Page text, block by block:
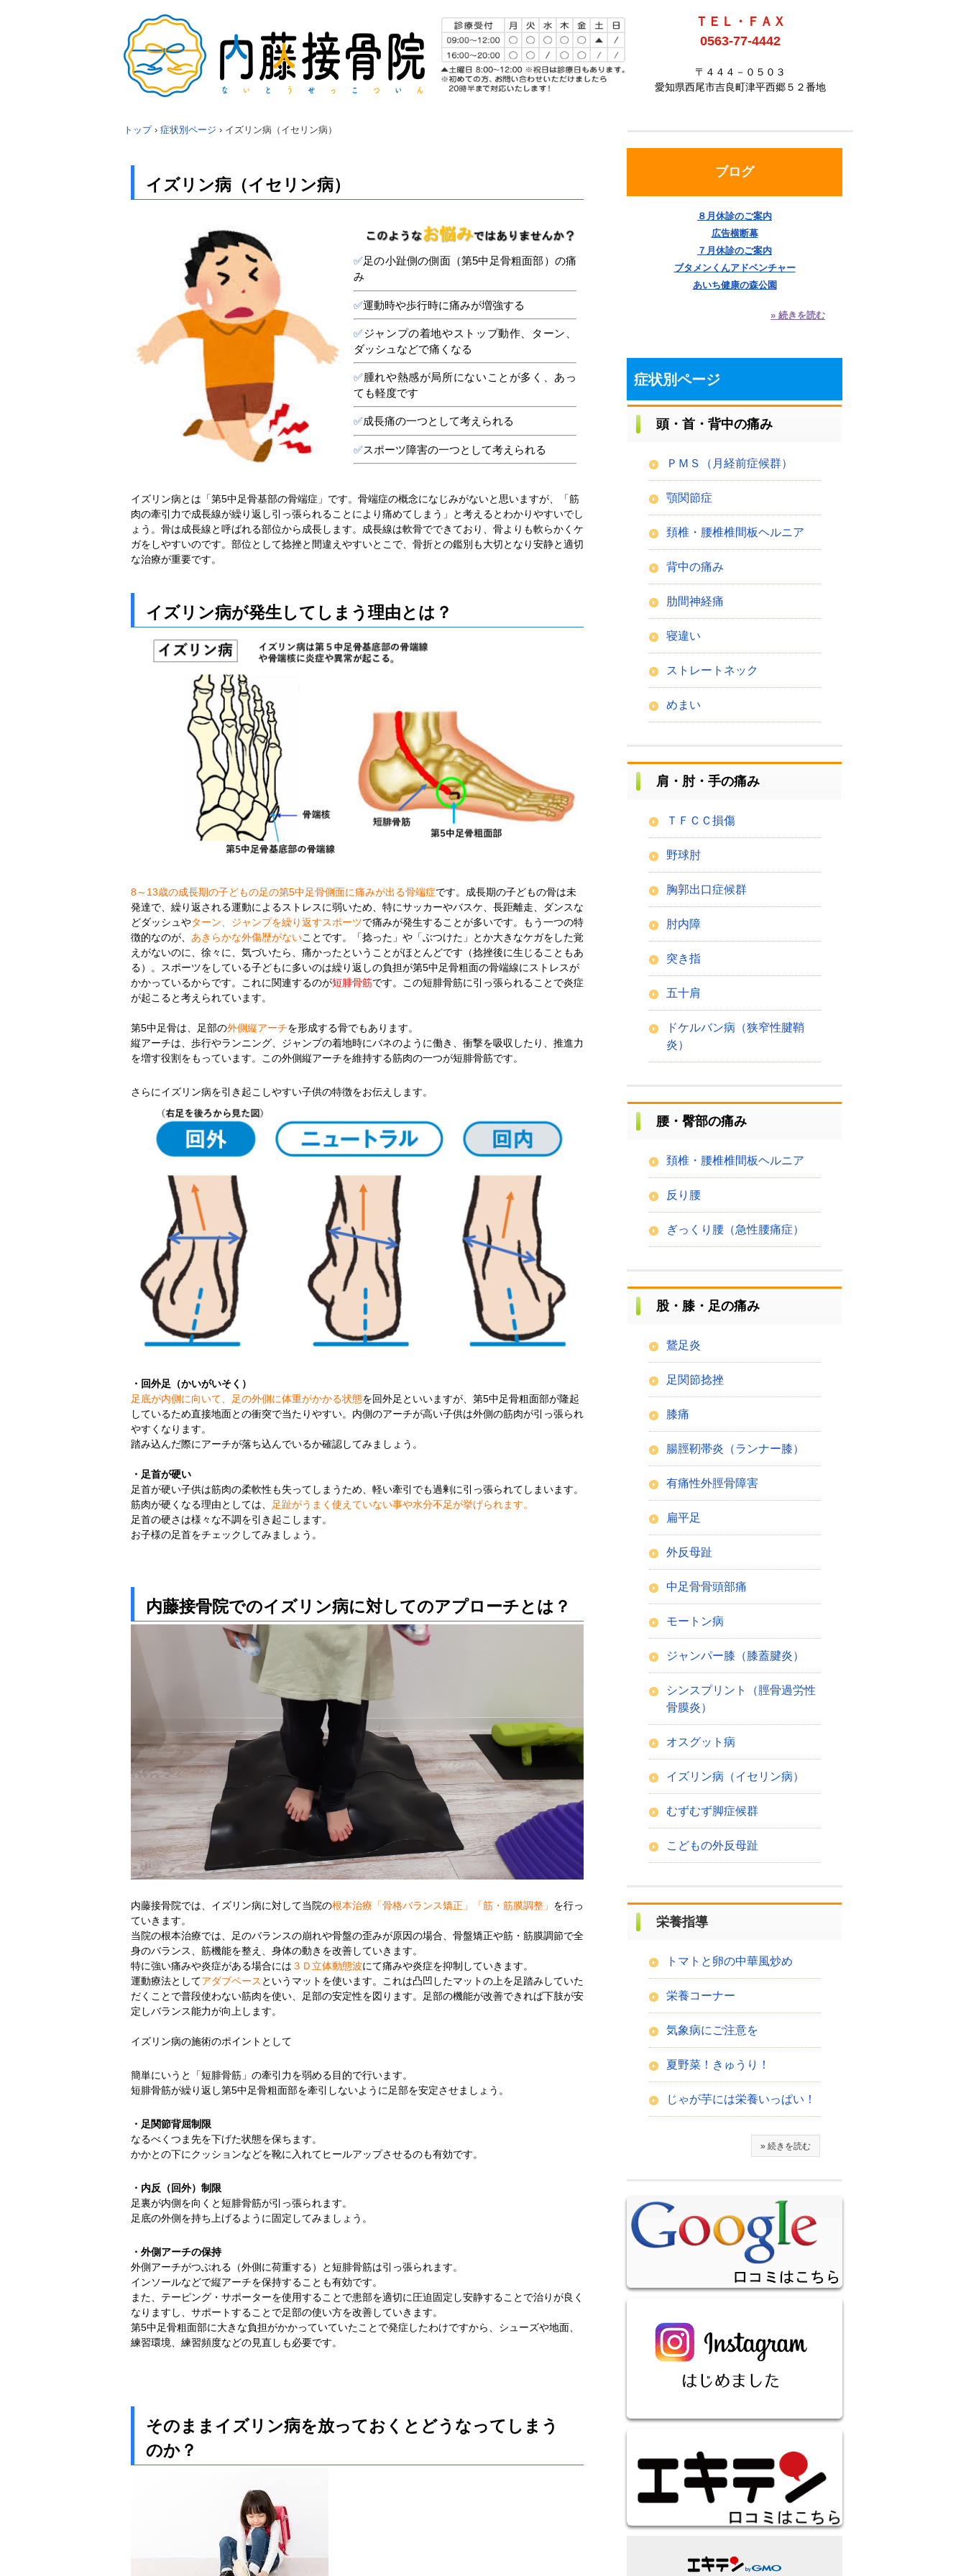
ＴＥＬ・ＦＡＸ
0563-77-4442
〒４４４－０５０３
愛知県西尾市吉良町津平西郷５２番地
トップ › 症状別ページ › イズリン病（イセリン病）
イズリン病（イセリン病）
✅足の小趾側の側面（第5中足骨粗面部）の痛
み
✅運動時や歩行時に痛みが増強する
✅ジャンプの着地やストップ動作、ターン、
ダッシュなどで痛くなる
✅腫れや熱感が局所にないことが多く、あっ
ても軽度です
✅成長痛の一つとして考えられる
✅スポーツ障害の一つとして考えられる
イズリン病とは「第5中足骨基部の骨端症」です。骨端症の概念になじみがないと思いますが、「筋
肉の牽引力で成長線が繰り返し引っ張られることにより痛めてしまう」と考えるとわかりやすいでし
ょう。骨は成長線と呼ばれる部位から成長します。成長線は軟骨でできており、骨よりも軟らかくケ
ガをしやすいのです。部位として捻挫と間違えやすいとこで、骨折との鑑別も大切となり安静と適切
な治療が重要です。
イズリン病が発生してしまう理由とは？
8～13歳の成長期の子どもの足の第5中足骨側面に痛みが出る骨端症です。成長期の子どもの骨は未
発達で、繰り返される運動によるストレスに弱いため、特にサッカーやバスケ、長距離走、ダンスな
どダッシュやターン、ジャンプを繰り返すスポーツで痛みが発生することが多いです。もう一つの特
徴的なのが、 あきらかな外傷歴がないことです。「捻った」や「ぶつけた」とか大きなケガをした覚
えがないのに、徐々に、気づいたら、痛かったということがほとんどです（捻挫後に生じることもあ
る）。スポーツをしている子どもに多いのは繰り返しの負担が第5中足骨粗面の骨端線にストレスが
かかっているからです。これに関連するのが短腓骨筋です。この短腓骨筋に引っ張られることで炎症
が起こると考えられています。
第5中足骨は、足部の外側縦アーチを形成する骨でもあります。
縦アーチは、歩行やランニング、ジャンプの着地時にバネのように働き、衝撃を吸収したり、推進力
を増す役割をもっています。この外側縦アーチを維持する筋肉の一つが短腓骨筋です。
さらにイズリン病を引き起こしやすい子供の特徴をお伝えします。
・回外足（かいがいそく）
足底が内側に向いて、足の外側に体重がかかる状態を回外足といいますが、第5中足骨粗面部が隆起
しているため直接地面との衝突で当たりやすい。内側のアーチが高い子供は外側の筋肉が引っ張られ
やすくなります。
踏み込んだ際にアーチが落ち込んでいるか確認してみましょう。
・足首が硬い
足首が硬い子供は筋肉の柔軟性も失ってしまうため、軽い牽引でも過剰に引っ張られてしまいます。
筋肉が硬くなる理由としては、 足趾がうまく使えていない事や水分不足が挙げられます。
足首の硬さは様々な不調を引き起こします。
お子様の足首をチェックしてみましょう。
内藤接骨院でのイズリン病に対してのアプローチとは？
内藤接骨院では、イズリン病に対して当院の根本治療「骨格バランス矯正」「筋・筋膜調整」 を行っ
ていきます。
当院の根本治療では、足のバランスの崩れや骨盤の歪みが原因の場合、骨盤矯正や筋・筋膜調節で全
身のバランス、筋機能を整え、身体の動きを改善していきます。
特に強い痛みや炎症がある場合には ３Ｄ立体動態波にて痛みや炎症を抑制していきます。
運動療法としてアダブベース というマットを使います。これは凸凹したマットの上を足踏みしていた
だくことで普段使わない筋肉を使い、足部の安定性を図ります。足部の機能が改善できれば下肢が安
定しバランス能力が向上します。
イズリン病の施術のポイントとして
簡単にいうと「短腓骨筋」の牽引力を弱める目的で行います。
短腓骨筋が繰り返し第5中足骨粗面部を牽引しないように足部を安定させましょう。
・足関節背屈制限
なるべくつま先を下げた状態を保ちます。
かかとの下にクッションなどを靴に入れてヒールアップさせるのも有効です。
・内反（回外）制限
足裏が内側を向くと短腓骨筋が引っ張られます。
足底の外側を持ち上げるように固定してみましょう。
・外側アーチの保持
外側アーチがつぶれる（外側に荷重する）と短腓骨筋は引っ張られます。
インソールなどで縦アーチを保持することも有効です。
また、テーピング・サポーターを使用することで患部を適切に圧迫固定し安静することで治りが良く
なりますし、サポートすることで足部の使い方を改善していきます。
第5中足骨粗面部に大きな負担がかかっていていたことで発症したわけですから、シューズや地面、
練習環境、練習頻度などの見直しも必要です。
そのままイズリン病を放っておくとどうなってしまう
のか？
ブログ
８月休診のご案内
広告横断幕
７月休診のご案内
ブタメンくんアドベンチャー
あいち健康の森公園
» 続きを読む
症状別ページ
頭・首・背中の痛み
ＰＭＳ（月経前症候群）
顎関節症
頚椎・腰椎椎間板ヘルニア
背中の痛み
肋間神経痛
寝違い
ストレートネック
めまい
肩・肘・手の痛み
ＴＦＣＣ損傷
野球肘
胸郭出口症候群
肘内障
突き指
五十肩
ドケルバン病（狭窄性腱鞘
炎）
腰・臀部の痛み
頚椎・腰椎椎間板ヘルニア
反り腰
ぎっくり腰（急性腰痛症）
股・膝・足の痛み
鵞足炎
足関節捻挫
膝痛
腸脛靭帯炎（ランナー膝）
有痛性外脛骨障害
扁平足
外反母趾
中足骨骨頭部痛
モートン病
ジャンパー膝（膝蓋腱炎）
シンスプリント（脛骨過労性
骨膜炎）
オスグット病
イズリン病（イセリン病）
むずむず脚症候群
こどもの外反母趾
栄養指導
トマトと卵の中華風炒め
栄養コーナー
気象病にご注意を
夏野菜！きゅうり！
じゃが芋には栄養いっぱい！
» 続きを読む